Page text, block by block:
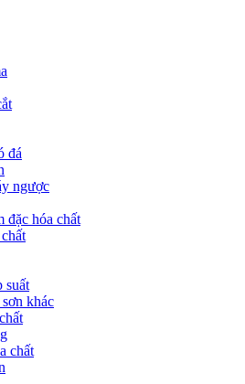
đá
ngược
đặc hóa chất
suất
khác
chất